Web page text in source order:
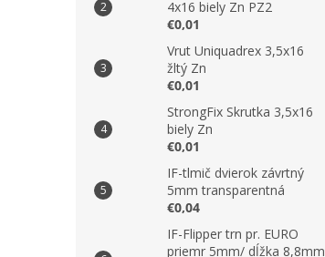
4x16 biely Zn PZ2
€0,01
Vrut Uniquadrex 3,5x16
žltý Zn
€0,01
StrongFix Skrutka 3,5x16
biely Zn
€0,01
IF-tlmič dvierok závrtný
5mm transparentná
€0,04
IF-Flipper trn pr. EURO
priemr 5mm/ dĺžka 8,8mm